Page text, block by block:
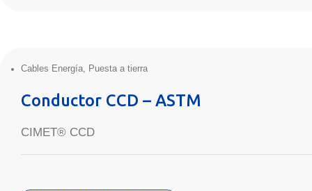
Cables Energía, Puesta a tierra
Conductor CCD – ASTM
CIMET® CCD